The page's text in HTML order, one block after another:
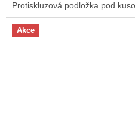
Protiskluzová podložka pod
Akce